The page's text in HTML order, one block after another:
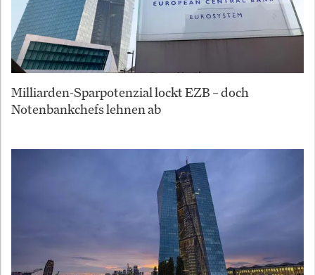
Milliarden-Sparpotenzial lockt EZB – doch
Notenbankchefs lehnen ab